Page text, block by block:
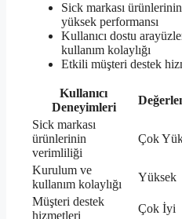
Sick markası ürünlerinin
yüksek performansı
Kullanıcı dostu
kullanım kolaylığı
Etkili müşteri destek
Kullanıcı
Deneyimleri
Sick markası
ürünlerinin
verimliliği
Çok
Kurulum ve
kullanım kolaylığı
Yüksek
Müşteri destek
hizmetleri
Çok İyi